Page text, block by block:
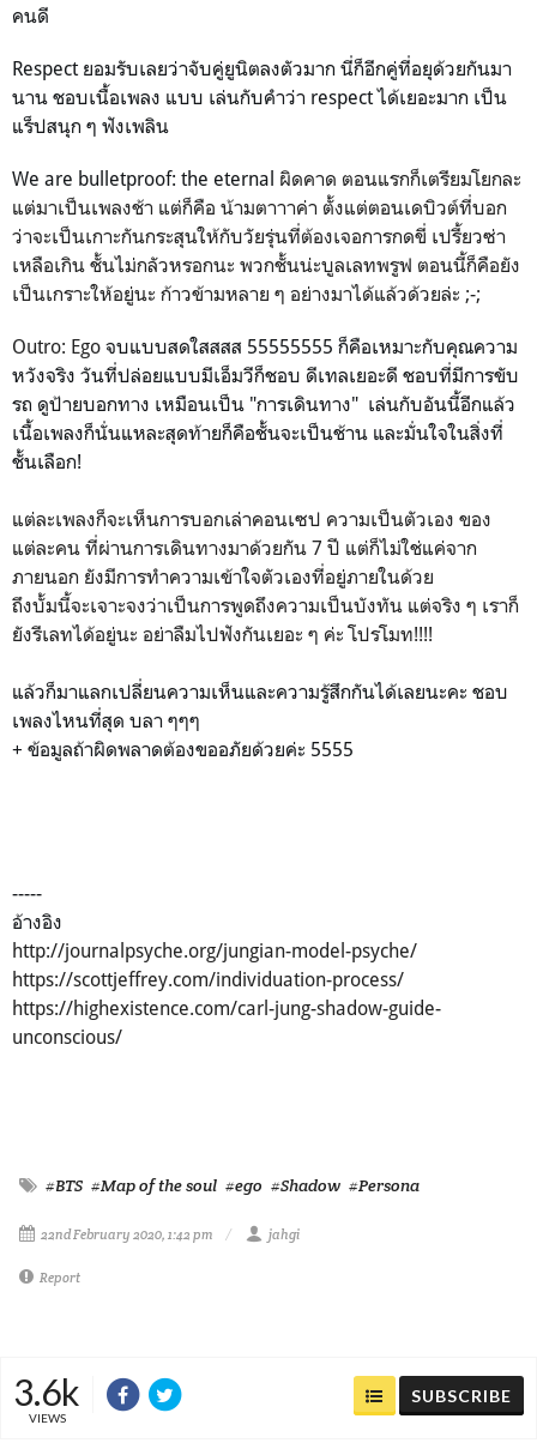
คนดี
Respect ยอมรับเลยว่าจับคู่ยูนิตลงตัวมาก นี่ก็อีกคู่ที่อยุด้วยกันมา
นาน ชอบเนื้อเพลง แบบ เล่นกับคำว่า respect ได้เยอะมาก เป็น
แร็ปสนุก ๆ ฟังเพลิน
We are bulletproof: the eternal ผิดคาด ตอนแรกก็เตรียมโยกละ
แต่มาเป็นเพลงช้า แต่ก็คือ น้ามตาาาค่า ตั้งแต่ตอนเดบิวต์ที่บอก
ว่าจะเป็นเกาะกันกระสุนให้กับวัยรุ่นที่ต้องเจอการกดขี่ เปรี้ยวซ่า
เหลือเกิน ชั้นไม่กลัวหรอกนะ พวกชั้นน่ะบูลเลทพรูฟ ตอนนี้ก็คือยัง
เป็นเกราะให้อยู่นะ ก้าวข้ามหลาย ๆ อย่างมาได้แล้วด้วยล่ะ ;-;
Outro: Ego จบแบบสดใสสสส 55555555 ก็คือเหมาะกับคุณความ
หวังจริง วันที่ปล่อยแบบมีเอ็มวีก็ชอบ ดีเทลเยอะดี ชอบที่มีการขับ
รถ ดูป้ายบอกทาง เหมือนเป็น "การเดินทาง" เล่นกับอันนี้อีกแล้ว
เนื้อเพลงก็นั่นแหละสุดท้ายก็คือชั้นจะเป็นช้าน และมั่นใจในสิ่งที่
ชั้นเลือก!
แต่ละเพลงก็จะเห็นการบอกเล่าคอนเซป ความเป็นตัวเอง ของ
แต่ละคน ที่ผ่านการเดินทางมาด้วยกัน 7 ปี แต่ก็ไม่ใช่แค่จาก
ภายนอก ยังมีการทำความเข้าใจตัวเองที่อยู่ภายในด้วย
ถึงบั้มนี้จะเจาะจงว่าเป็นการพูดถึงความเป็นบังทัน แต่จริง ๆ เราก็
ยังรีเลทได้อยู่นะ อย่าลืมไปฟังกันเยอะ ๆ ค่ะ โปรโมท!!!!
แล้วก็มาแลกเปลี่ยนความเห็นและความรู้สึกกันได้เลยนะคะ ชอบ
เพลงไหนที่สุด บลา ๆๆๆ
+ ข้อมูลถ้าผิดพลาดต้องขออภัยด้วยค่ะ 5555
-----
อ้างอิง
http://journalpsyche.org/jungian-model-psyche/
https://scottjeffrey.com/individuation-process/
https://highexistence.com/carl-jung-shadow-guide-
unconscious/
#BTS #Map of the soul #ego #Shadow #Persona
22nd February 2020, 1:42 pm jahgi
Report
3.6k
VIEWS
SUBSCRIBE